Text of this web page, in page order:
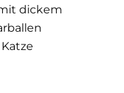
dickem